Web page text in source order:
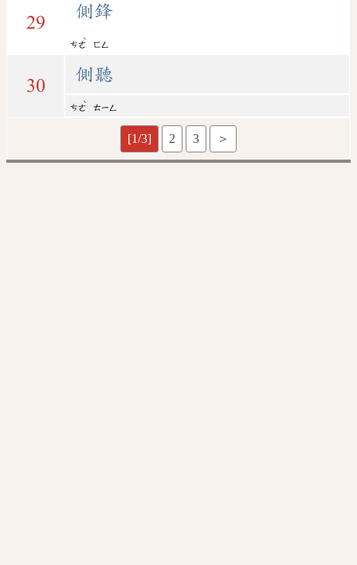
29
側鋒
ㄘㄜ
ˋ
ㄈㄥ
30
側聽
ㄘㄜ
ˋ
ㄊㄧㄥ
[1/3] 2 3 ＞